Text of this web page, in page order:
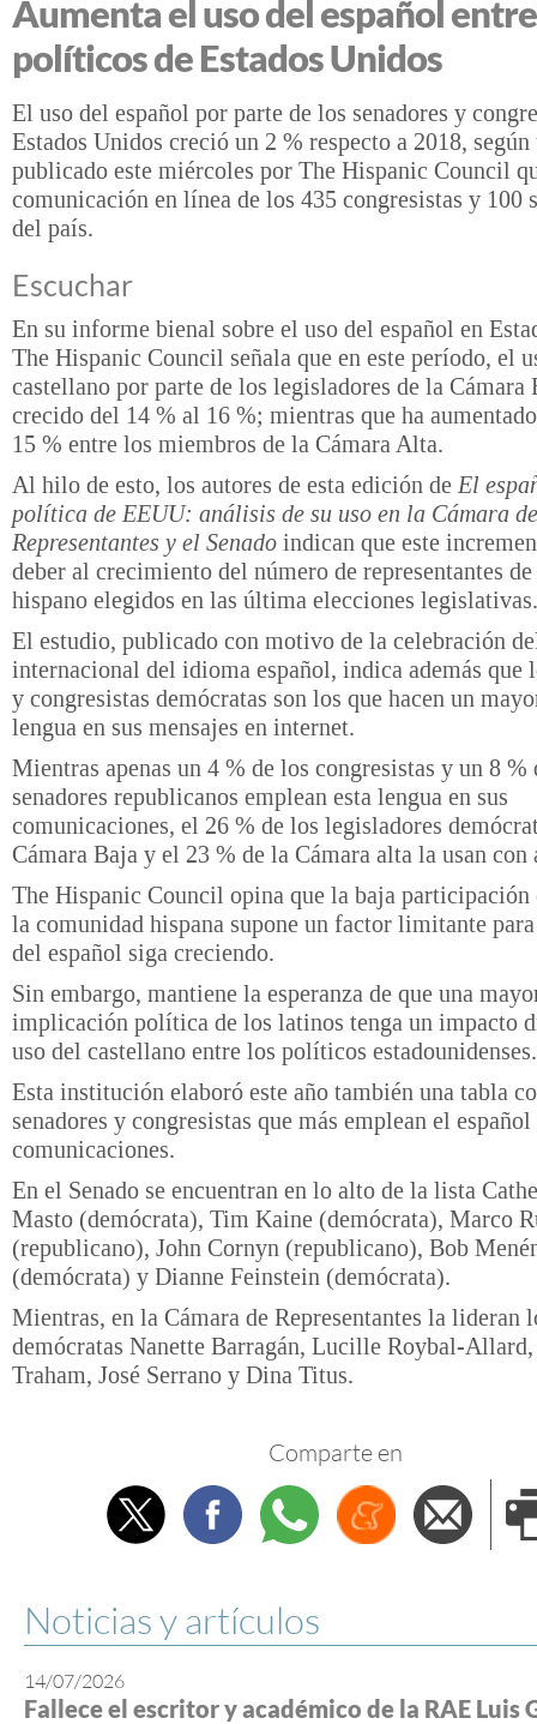
Aumenta el uso del español
políticos de Estados Unidos
El uso del español por parte de los senadores y
Estados Unidos creció un 2 % respecto a 2018,
publicado este miércoles por The Hispanic Council
comunicación en línea de los 435 congresistas y 100
del país.
Escuchar
En su informe bienal sobre el uso del español en
The Hispanic Council señala que en este período, el
castellano por parte de los legisladores de la Cámara
crecido del 14 % al 16 %; mientras que ha
15 % entre los miembros de la Cámara Alta.
Al hilo de esto, los autores de esta edición de El
política de EEUU: análisis de su uso en la Cámara de
Representantes y el Senado indican que este
deber al crecimiento del número de representantes
hispano elegidos en las última elecciones legislativas.
El estudio, publicado con motivo de la celebración
internacional del idioma español, indica además que
y congresistas demócratas son los que hacen un
lengua en sus mensajes en internet.
Mientras apenas un 4 % de los congresistas y un 8 %
senadores republicanos emplean esta lengua en sus
comunicaciones, el 26 % de los legisladores
Cámara Baja y el 23 % de la Cámara alta la usan con
The Hispanic Council opina que la baja participación
la comunidad hispana supone un factor limitante
del español siga creciendo.
Sin embargo, mantiene la esperanza de que una
implicación política de los latinos tenga un impacto
uso del castellano entre los políticos estadounidenses.
Esta institución elaboró este año también una tabla
senadores y congresistas que más emplean el español
comunicaciones.
En el Senado se encuentran en lo alto de la lista
Masto (demócrata), Tim Kaine (demócrata), Marco
(republicano), John Cornyn (republicano), Bob
(demócrata) y Dianne Feinstein (demócrata).
Mientras, en la Cámara de Representantes la lideran
demócratas Nanette Barragán, Lucille Roybal-
Traham, José Serrano y Dina Titus.
Comparte en
TwitterFacebookWhatsappMenéame
Noticias y artículos
14/07/2026
Fallece el escritor y académico de la RAE Luis